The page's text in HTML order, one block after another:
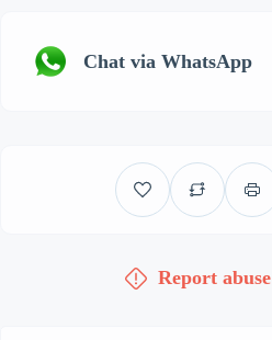
Chat via WhatsApp
Report abuse